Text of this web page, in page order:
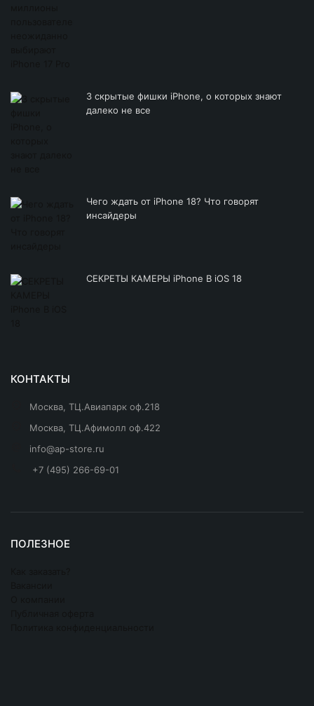
3 скрытые фишки iPhone, о которых знают
далеко не все
Чего ждать от iPhone 18? Что говорят
инсайдеры
СЕКРЕТЫ КАМЕРЫ iPhone В iOS 18
КОНТАКТЫ
Москва, ТЦ.Авиапарк оф.218
Москва, ТЦ.Афимолл оф.422
info@ap-store.ru
+7 (495) 266-69-01
ПОЛЕЗНОЕ